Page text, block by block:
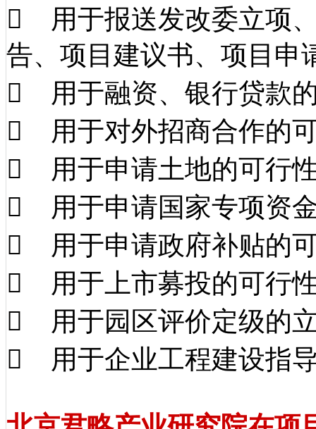
 用于报送发改委立项
告、项目建议书、项目申
 用于融资、银行贷款
 用于对外招商合作的
 用于申请土地的可行
 用于申请国家专项资
 用于申请政府补贴的
 用于上市募投的可行
 用于园区评价定级的
 用于企业工程建设指